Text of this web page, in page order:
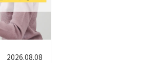
2026.08.08